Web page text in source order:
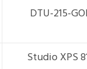
DTU-215-
Studio XPS